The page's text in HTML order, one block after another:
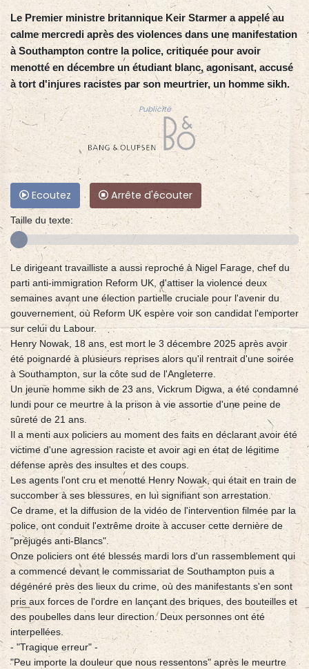
Le Premier ministre britannique Keir Starmer a appelé au
calme mercredi après des violences dans une manifestation
à Southampton contre la police, critiquée pour avoir
menotté en décembre un étudiant blanc, agonisant, accusé
à tort d'injures racistes par son meurtrier, un homme sikh.
Publicité
Ecoutez Arrête d'écouter
Taille du texte:
Le dirigeant travailliste a aussi reproché à Nigel Farage, chef du
parti anti-immigration Reform UK, d'attiser la violence deux
semaines avant une élection partielle cruciale pour l'avenir du
gouvernement, où Reform UK espère voir son candidat l'emporter
sur celui du Labour.
Henry Nowak, 18 ans, est mort le 3 décembre 2025 après avoir
été poignardé à plusieurs reprises alors qu'il rentrait d'une soirée
à Southampton, sur la côte sud de l'Angleterre.
Un jeune homme sikh de 23 ans, Vickrum Digwa, a été condamné
lundi pour ce meurtre à la prison à vie assortie d'une peine de
sûreté de 21 ans.
Il a menti aux policiers au moment des faits en déclarant avoir été
victime d'une agression raciste et avoir agi en état de légitime
défense après des insultes et des coups.
Les agents l'ont cru et menotté Henry Nowak, qui était en train de
succomber à ses blessures, en lui signifiant son arrestation.
Ce drame, et la diffusion de la vidéo de l'intervention filmée par la
police, ont conduit l'extrême droite à accuser cette dernière de
"préjugés anti-Blancs".
Onze policiers ont été blessés mardi lors d'un rassemblement qui
a commencé devant le commissariat de Southampton puis a
dégénéré près des lieux du crime, où des manifestants s'en sont
pris aux forces de l'ordre en lançant des briques, des bouteilles et
des poubelles dans leur direction. Deux personnes ont été
interpellées.
- "Tragique erreur" -
"Peu importe la douleur que nous ressentons" après le meurtre